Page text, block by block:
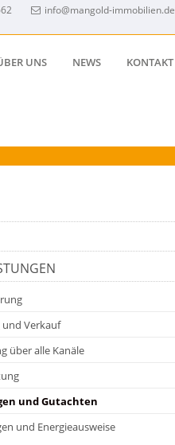
info@mangold-immobilien.de
UNS NEWS KONTAKT
Verkauf
über alle Kanäle
und Gutachten
und Energieausweise